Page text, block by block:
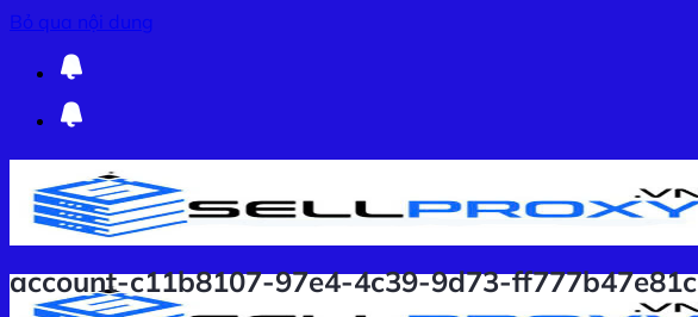
Bỏ qua nội dung
account-c11b8107-97e4-4c39-9d73-ff777b47e81c